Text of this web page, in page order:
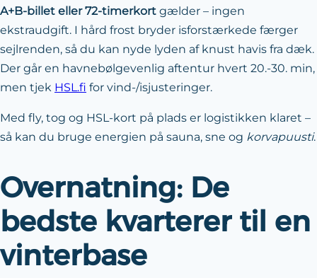
A+B-billet eller 72-timerkort gælder – ingen
ekstraudgift. I hård frost bryder isforstærkede færger
sejlrenden, så du kan nyde lyden af knust havis fra dæk.
Der går en havnebølgevenlig aftentur hvert 20.-30. min,
men tjek HSL.fi for vind-/isjusteringer.
Med fly, tog og HSL-kort på plads er logistikken klaret –
så kan du bruge energien på sauna, sne og korvapuusti.
Overnatning: De
bedste kvarterer til en
vinterbase